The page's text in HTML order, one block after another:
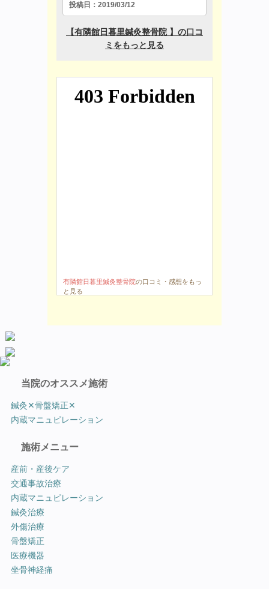
有隣館日暮里鍼灸整骨院の口コミ・感想をもっ
と見る
当院のオススメ施術
鍼灸✕骨盤矯正✕
内蔵マニュピレーション
施術メニュー
産前・産後ケア
交通事故治療
内蔵マニュピレーション
鍼灸治療
外傷治療
骨盤矯正
医療機器
坐骨神経痛